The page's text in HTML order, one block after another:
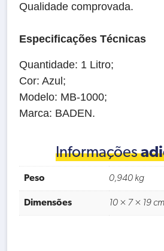
Qualidade comprovada.
Especificações Técnicas
Quantidade: 1 Litro;
Cor: Azul;
Modelo: MB-1000;
Marca: BADEN.
Informações
Peso 0,940 kg
Dimensões 10 × 7 × 19 cm